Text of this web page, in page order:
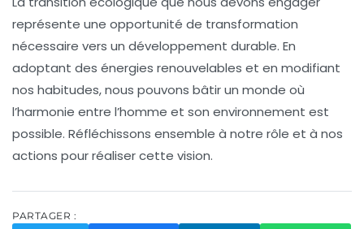
représente une opportunité de transformation
nécessaire vers un développement durable. En
adoptant des énergies renouvelables et en modifiant
nos habitudes, nous pouvons bâtir un monde où
l’harmonie entre l’homme et son environnement est
possible. Réfléchissons ensemble à notre rôle et à nos
actions pour réaliser cette vision.
PARTAGER :